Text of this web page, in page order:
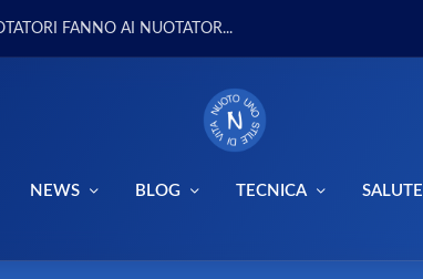
FANNO AI NUOTATOR...
NEWS BLOG TECNICA SALUTE